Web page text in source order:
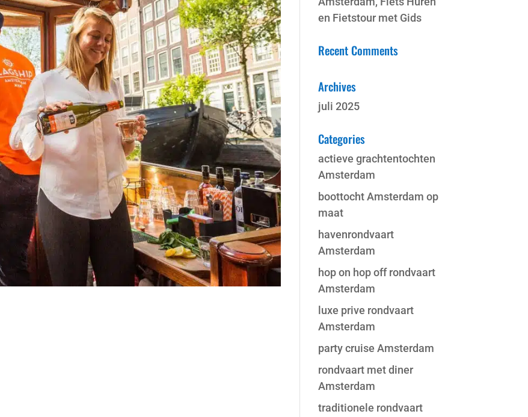
en Fietstour met Gids
Recent Comments
Archives
juli 2025
Categories
actieve grachtentochten
Amsterdam
boottocht Amsterdam op
maat
havenrondvaart
Amsterdam
hop on hop off rondvaart
Amsterdam
luxe prive rondvaart
Amsterdam
party cruise Amsterdam
rondvaart met diner
Amsterdam
traditionele rondvaart